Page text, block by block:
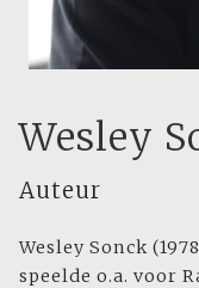
Wesley
Auteur
Wesley Sonck
speelde o.a. voor